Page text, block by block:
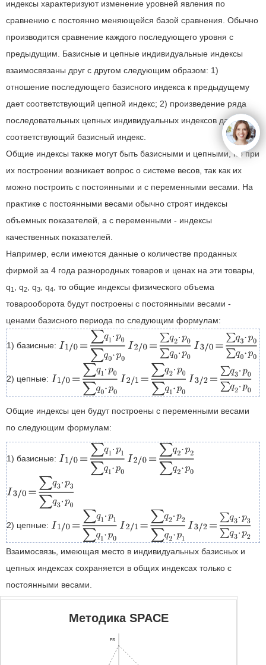
индексы характеризуют изменение уровней явления по
сравнению с постоянно меняющейся базой сравнения. Обычно
производится сравнение каждого последующего уровня с
предыдущим. Базисные и цепные индивидуальные индексы
взаимосвязаны друг с другом следующим образом: 1)
отношение последующего базисного индекса к предыдущему
дает соответствующий цепной индекс; 2) произведение ряда
последовательных цепных индивидуальных индексов дает
соответствующий базисный индекс.
Общие индексы также могут быть базисными и цепными, но при
их построении возникает вопрос о системе весов, так как их
можно построить с постоянными и с переменными весами. На
практике с постоянными весами обычно строят индексы
объемных показателей, а с переменными - индексы
качественных показателей.
Например, если имеются данные о количестве проданных
фирмой за 4 года разнородных товаров и ценах на эти товары,
q1 , q2 , q3 , q4
, то общие индексы физического объема
товарооборота будут построены с постоянными весами -
ценами базисного периода по следующим формулам:
1) базисные:
2) цепные:
Общие индексы цен будут построены с переменными весами
по следующим формулам:
1) базисные:
2) цепные:
Взаимосвязь, имеющая место в индивидуальных базисных и
цепных индексах сохраняется в общих индексах только с
постоянными весами.
Методика SPACE
FS
open